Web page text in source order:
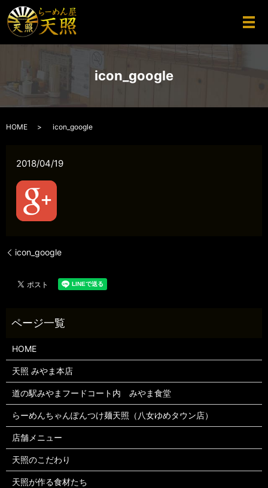
メ
icon_google
HOME icon_google
2018/04/19
icon_google
HOME
天照 みやま本店
道の駅みやまフードコート内 みやま食堂
らーめんちゃんぽんつけ麺天照（八女ゆめタウン店）
店舗メニュー
天照のこだわり
天照が作る食材たち